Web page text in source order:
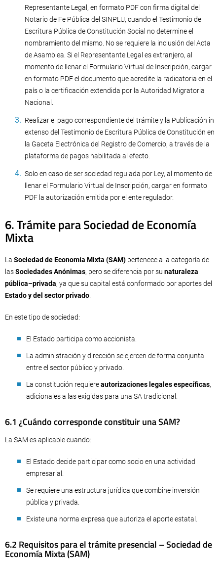
Representante Legal, en formato PDF con firma digital del
Notario de Fe Pública del SINPLU, cuando el Testimonio de
Escritura Pública de Constitución Social no determine el
nombramiento del mismo. No se requiere la inclusión del Acta
de Asamblea. Si el Representante Legal es extranjero, al
momento de llenar el Formulario Virtual de Inscripción, cargar
en formato PDF el documento que acredite la radicatoria en el
país o la certificación extendida por la Autoridad Migratoria
Nacional.
Realizar el pago correspondiente del trámite y la Publicación in
extenso del Testimonio de Escritura Pública de Constitución en
la Gaceta Electrónica del Registro de Comercio, a través de la
plataforma de pagos habilitada al efecto.
Solo en caso de ser sociedad regulada por Ley, al momento de
llenar el Formulario Virtual de Inscripción, cargar en formato
PDF la autorización emitida por el ente regulador.
6. Trámite para Sociedad de Economía
Mixta
La Sociedad de Economía Mixta (SAM) pertenece a la categoría de
lasSociedades Anónimas, pero se diferencia por su naturaleza
pública–privada, ya que su capital está conformado por aportes del
Estado y del sector privado
En este tipo de sociedad:
El Estado participa como accionista.
La administración y dirección se ejercen de forma conjunta
entre el sector público y privado.
La constitución requiereautorizaciones legales específicas,
adicionales a las exigidas para una SA tradicional.
6.1 ¿Cuándo corresponde constituir una SAM?
La SAM es aplicable cuando:
El Estado decide participar como socio en una actividad
empresarial.
Se requiere una estructura jurídica que combine inversión
pública y privada.
Existe una norma expresa que autoriza el aporte estatal.
6.2 Requisitos para el trámite presencial – Sociedad de
Economía Mixta (SAM)